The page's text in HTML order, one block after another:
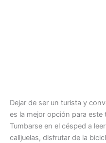
Dejar de ser un turista y
es la mejor opción para
Tumbarse en el césped a
calljuelas, disfrutar de la